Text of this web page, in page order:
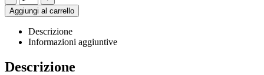
Aggiungi al carrello
Descrizione
Informazioni aggiuntive
Descrizione